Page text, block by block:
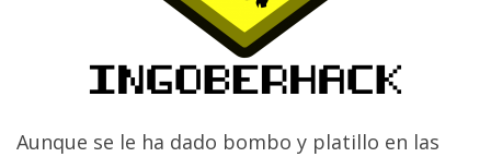
Aunque se le ha dado bombo y platillo en las